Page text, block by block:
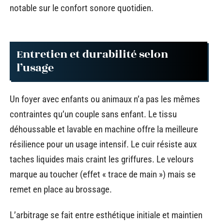
notable sur le confort sonore quotidien.
Entretien et durabilité selon
l’usage
Un foyer avec enfants ou animaux n’a pas les mêmes
contraintes qu’un couple sans enfant. Le tissu
déhoussable et lavable en machine offre la meilleure
résilience pour un usage intensif. Le cuir résiste aux
taches liquides mais craint les griffures. Le velours
marque au toucher (effet « trace de main ») mais se
remet en place au brossage.
L’arbitrage se fait entre esthétique initiale et maintien